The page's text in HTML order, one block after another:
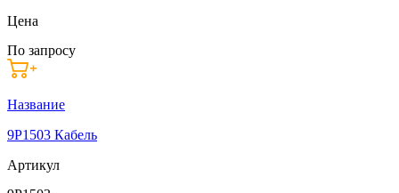
Цена
По запросу
Название
9P1503 Кабель
Артикул